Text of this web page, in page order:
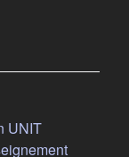
UNIT(s'ouvre